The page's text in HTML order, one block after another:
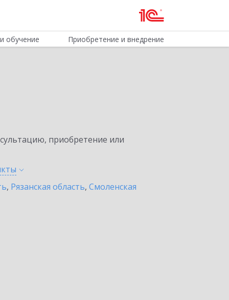
обучение Приобретение и внедрение
приобретение или
, Рязанская область, Смоленская